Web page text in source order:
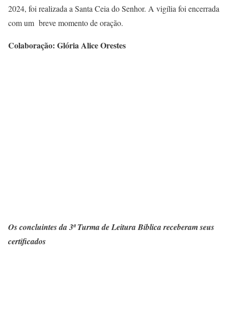
2024, foi realizada a Santa Ceia do Senhor. A vigília foi encerrada
com um breve momento de oração.
Colaboração: Glória Alice Orestes
Os concluintes da 3ª Turma de Leitura Bíblica receberam seus
certificados